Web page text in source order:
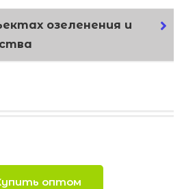
озеленения и
оптом